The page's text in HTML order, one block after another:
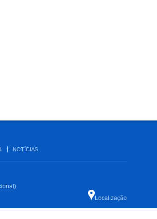
NOTÍCIAS
Localização